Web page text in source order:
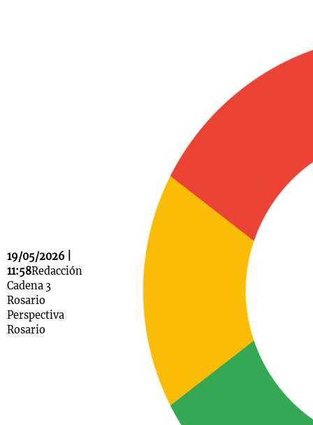
19/05/2026 |
11:58Redacción
Cadena 3
Rosario
Perspectiva
Rosario